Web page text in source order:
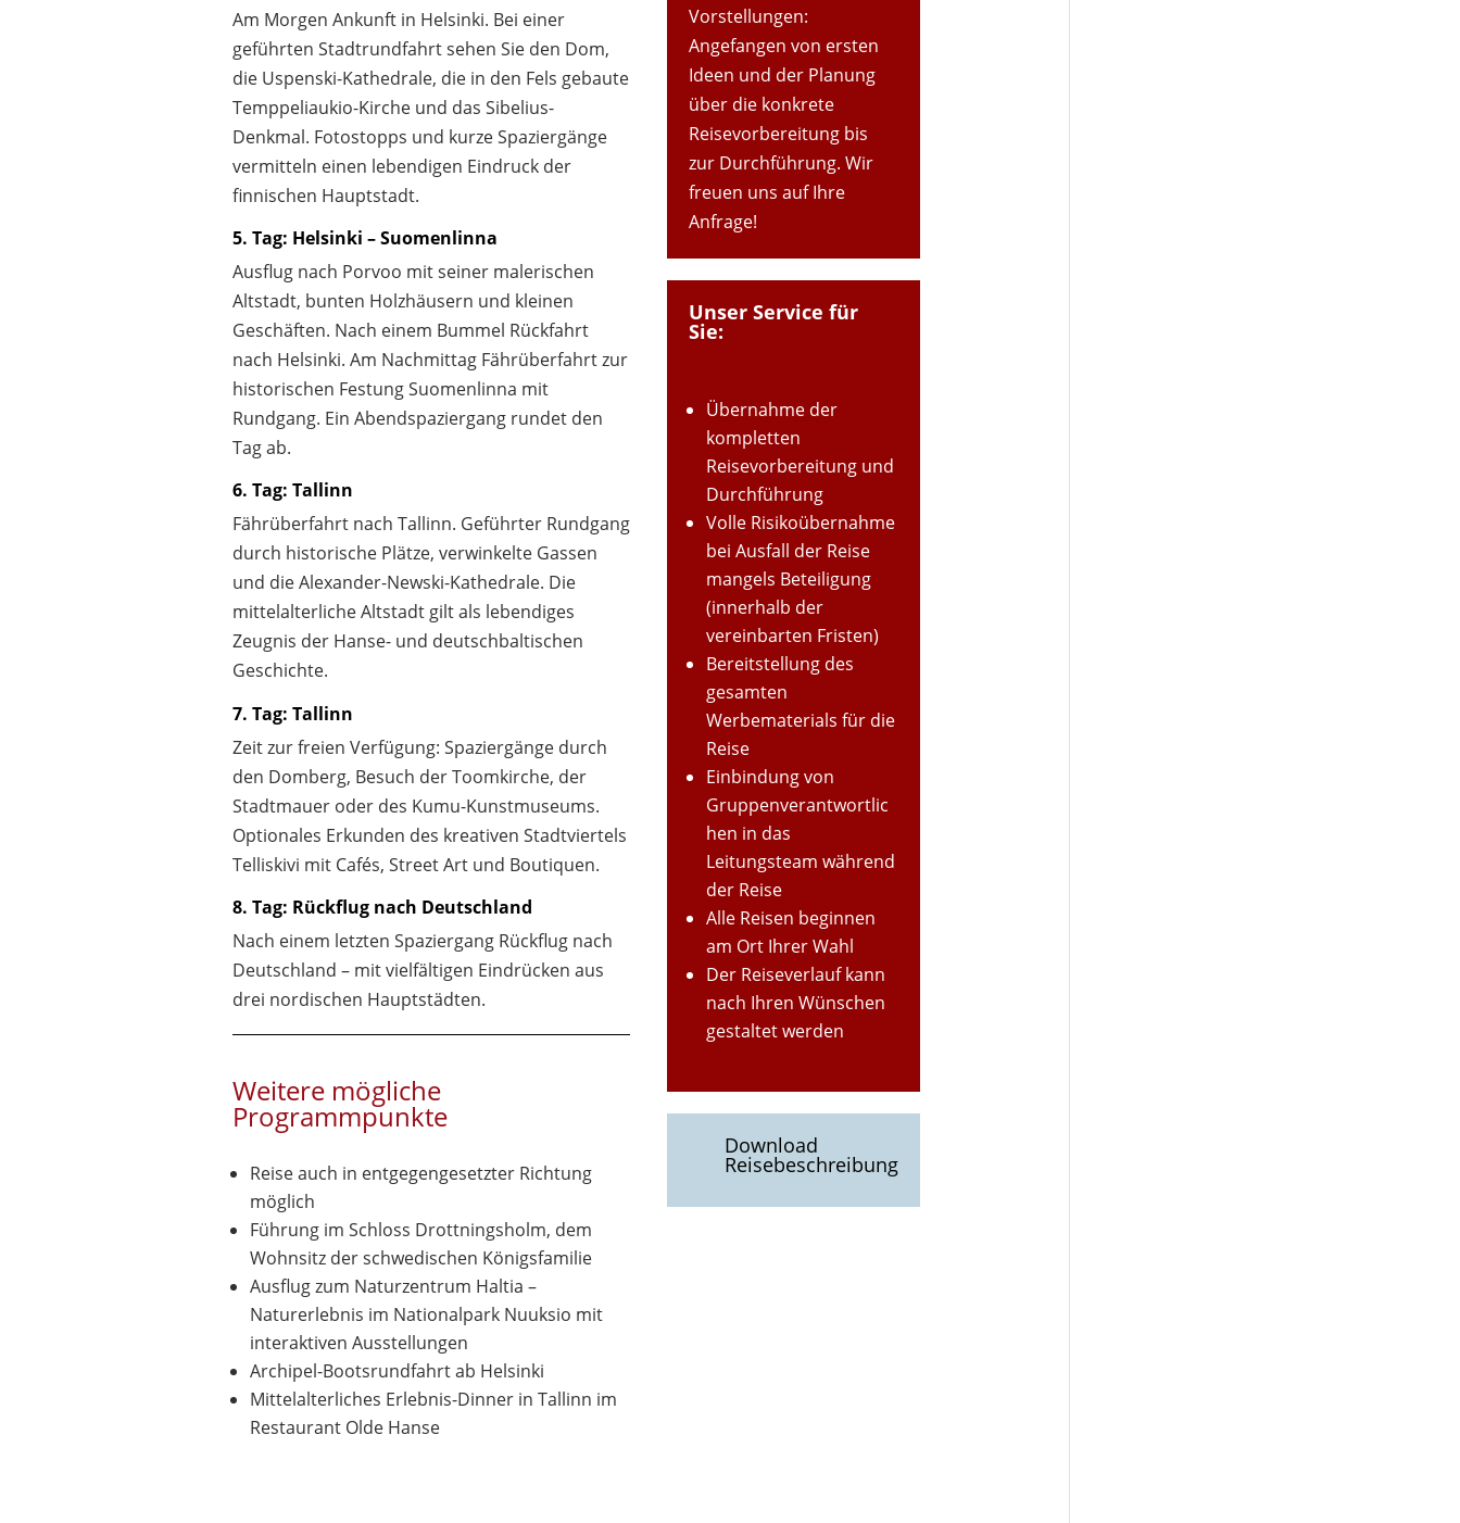
Am Morgen Ankunft in Helsinki. Bei einer
geführten Stadtrundfahrt sehen Sie den Dom,
die Uspenski-Kathedrale, die in den Fels gebaute
Temppeliaukio-Kirche und das Sibelius-
Denkmal. Fotostopps und kurze Spaziergänge
vermitteln einen lebendigen Eindruck der
finnischen Hauptstadt.
5. Tag: Helsinki – Suomenlinna
Ausflug nach Porvoo mit seiner malerischen
Altstadt, bunten Holzhäusern und kleinen
Geschäften. Nach einem Bummel Rückfahrt
nach Helsinki. Am Nachmittag Fährüberfahrt zur
historischen Festung Suomenlinna mit
Rundgang. Ein Abendspaziergang rundet den
Tag ab.
6. Tag: Tallinn
Fährüberfahrt nach Tallinn. Geführter Rundgang
durch historische Plätze, verwinkelte Gassen
und die Alexander-Newski-Kathedrale. Die
mittelalterliche Altstadt gilt als lebendiges
Zeugnis der Hanse- und deutschbaltischen
Geschichte.
7. Tag: Tallinn
Zeit zur freien Verfügung: Spaziergänge durch
den Domberg, Besuch der Toomkirche, der
Stadtmauer oder des Kumu-Kunstmuseums.
Optionales Erkunden des kreativen Stadtviertels
Telliskivi mit Cafés, Street Art und Boutiquen.
8. Tag: Rückflug nach Deutschland
Nach einem letzten Spaziergang Rückflug nach
Deutschland – mit vielfältigen Eindrücken aus
drei nordischen Hauptstädten.
Weitere mögliche
Programmpunkte
Reise auch in entgegengesetzter Richtung
möglich
Führung im Schloss Drottningsholm, dem
Wohnsitz der schwedischen Königsfamilie
Ausflug zum Naturzentrum Haltia –
Naturerlebnis im Nationalpark Nuuksio mit
interaktiven Ausstellungen
Archipel-Bootsrundfahrt ab Helsinki
Mittelalterliches Erlebnis-Dinner in Tallinn im
Restaurant Olde Hanse
Vorstellungen:
Angefangen von ersten
Ideen und der Planung
über die konkrete
Reisevorbereitung bis
zur Durchführung. Wir
freuen uns auf Ihre
Anfrage!
Unser Service für
Sie:
Übernahme der
kompletten
Reisevorbereitung und
Durchführung
Volle Risikoübernahme
bei Ausfall der Reise
mangels Beteiligung
(innerhalb der
vereinbarten Fristen)
Bereitstellung des
gesamten
Werbematerials für die
Reise
Einbindung von
Gruppenverantwortlic
hen in das
Leitungsteam während
der Reise
Alle Reisen beginnen
am Ort Ihrer Wahl
Der Reiseverlauf kann
nach Ihren Wünschen
gestaltet werden
Download
Reisebeschreibung